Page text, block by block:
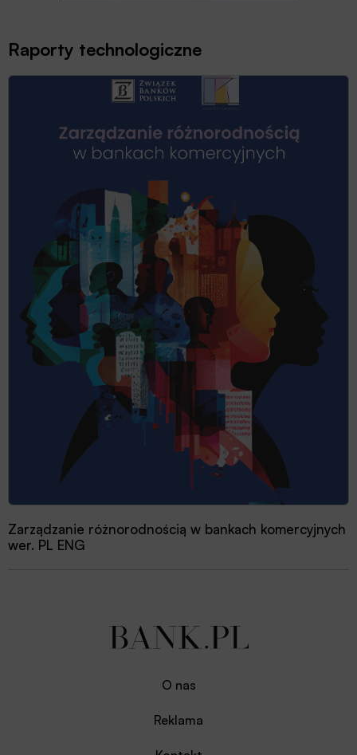
Raporty technologiczne
Zarządzanie różnorodnością w bankach komercyjnych
wer. PL ENG
O nas
Reklama